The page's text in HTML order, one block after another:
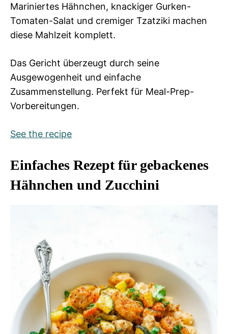
Mariniertes Hähnchen, knackiger Gurken-
Tomaten-Salat und cremiger Tzatziki machen
diese Mahlzeit komplett.
Das Gericht überzeugt durch seine
Ausgewogenheit und einfache
Zusammenstellung. Perfekt für Meal-Prep-
Vorbereitungen.
See the recipe
Einfaches Rezept für gebackenes
Hähnchen und Zucchini